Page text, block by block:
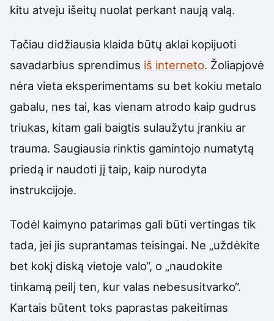
kitu atveju išeitų nuolat perkant naują valą.
Tačiau didžiausia klaida būtų aklai kopijuoti
savadarbius sprendimus iš interneto. Žoliapjovė
nėra vieta eksperimentams su bet kokiu metalo
gabalu, nes tai, kas vienam atrodo kaip gudrus
triukas, kitam gali baigtis sulaužytu įrankiu ar
trauma. Saugiausia rinktis gamintojo numatytą
priedą ir naudoti jį taip, kaip nurodyta
instrukcijoje.
Todėl kaimyno patarimas gali būti vertingas tik
tada, jei jis suprantamas teisingai. Ne „uždėkite
bet kokį diską vietoje valo“, o „naudokite
tinkamą peilį ten, kur valas nebesusitvarko“.
Kartais būtent toks paprastas pakeitimas